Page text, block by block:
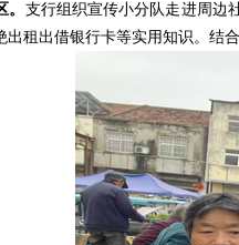
支行组织宣传小分队走进周边
租出借银行卡等实用知识。结